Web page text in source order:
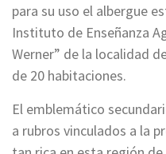
para su uso el albergue
Instituto de Enseñanza
Werner” de la localidad
de 20 habitaciones.
El emblemático
a rubros vinculados a la